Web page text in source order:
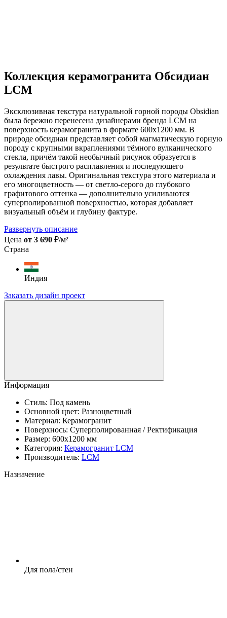
Коллекция керамогранита Обсидиан
LCM
Эксклюзивная текстура натуральной горной породы Obsidian
была бережно перенесена дизайнерами бренда LCM на
поверхность керамогранита в формате 600х1200 мм. В
природе обсидиан представляет собой магматическую горную
породу с крупными вкраплениями тёмного вулканического
стекла, причём такой необычный рисунок образуется в
результате быстрого расплавления и последующего
охлаждения лавы. Оригинальная текстура этого материала и
его многоцветность — от светло-серого до глубокого
графитового оттенка — дополнительно усиливаются
суперполированной поверхностью, которая добавляет
визуальный объём и глубину фактуре.
Развернуть описание
Цена от 3 690 ₽/м²
Страна
Индия
Заказать дизайн проект
Информация
Стиль: Под камень
Основной цвет: Разноцветный
Материал: Керамогранит
Поверхнось: Суперполированная / Ректификация
Размер: 600x1200 мм
Категория: Керамогранит LCM
Производитель: LCM
Назначение
Для пола/стен